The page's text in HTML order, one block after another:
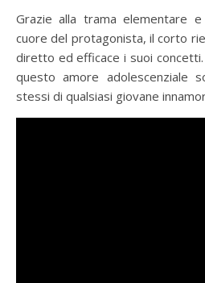
Grazie alla trama elementare
cuore del protagonista, il corto
diretto ed efficace i suoi
questo amore adolescenziale
stessi di qualsiasi giovane